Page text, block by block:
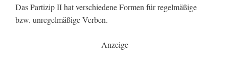
Das Partizip II hat verschiedene Formen für regelmäßige
bzw. unregelmäßige Verben.
Anzeige